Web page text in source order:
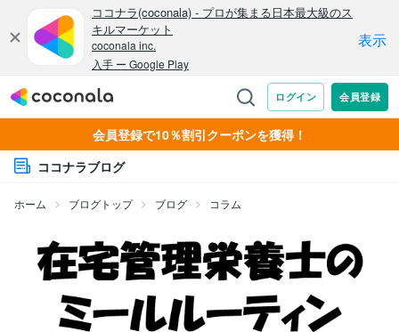
会員登録で10％割引クーポンを獲得！
ココナラブログ
ホーム ブログトップ ブログ コラム